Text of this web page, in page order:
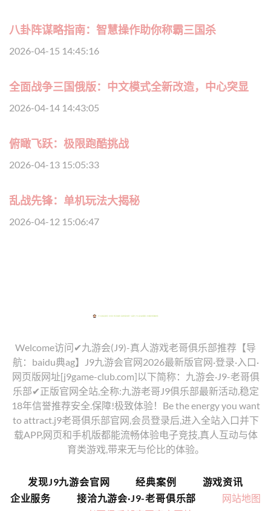
八卦阵谋略指南：智慧操作助你称霸三国杀
2026-04-15 14:45:16
全面战争三国俄版：中文模式全新改造，中心突显
2026-04-14 14:43:05
俯瞰飞跃：极限跑酷挑战
2026-04-13 15:05:33
乱战先锋：单机玩法大揭秘
2026-04-12 15:06:47
Welcome访问✔九游会(J9)-真人游戏老哥俱乐部推荐【导
航：baidu典ag】J9九游会官网2026最新版官网·登录·入口·
网页版网址[j9game-club.com]以下简称：九游会·J9-老哥俱
乐部✔正版官网全站,全称:九游老哥J9俱乐部最新活动,稳定
18年信誉推荐安全.保障!极致体验！Be the energy you want
to attract.j9老哥俱乐部官网,会员登录后,进入全站入口并下
载APP,网页和手机版都能流畅体验电子竞技,真人互动与体
育类游戏,带来无与伦比的体验。
发现J9九游会官网 经典案例
游戏资讯
企业服务
接洽九游会·J9-老哥俱乐部
网站地图